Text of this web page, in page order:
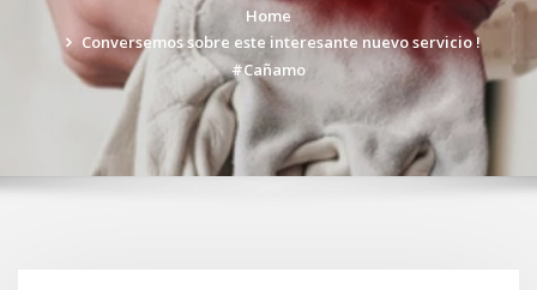
Home
Conversemos sobre este interesante nuevo servicio !
#Cañamo